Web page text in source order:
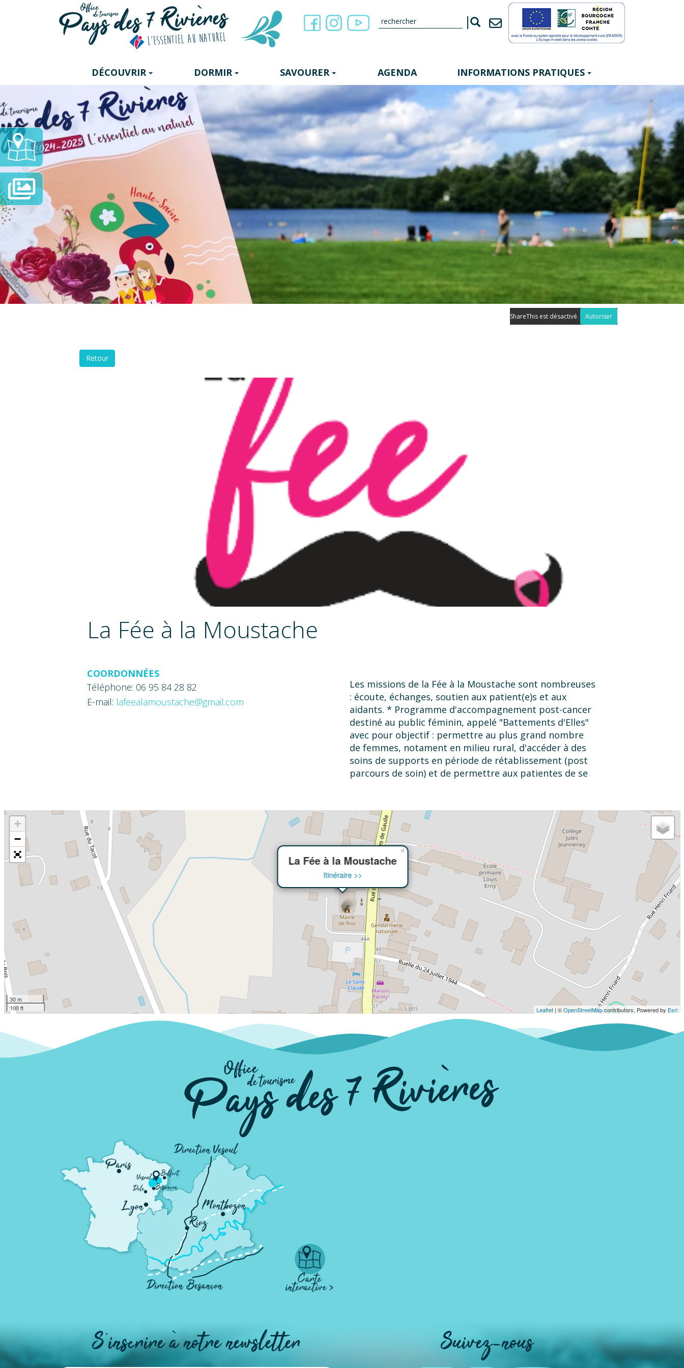
DÉCOUVRIR DORMIR SAVOURER AGENDA INFORMATIONS PRATIQUES
Carte
Interactive
Diaporama
ShareThis est désactivé. Autoriser
Retour
La Fée à la Moustache
COORDONNÉES
Téléphone: 06 95 84 28 82
E-mail: lafeealamoustache@gmail.com
Les missions de la Fée à la Moustache sont nombreuses
: écoute, échanges, soutien aux patient(e)s et aux
aidants. * Programme d'accompagnement post-cancer
destiné au public féminin, appelé "Battements d'Elles"
avec pour objectif : permettre au plus grand nombre
de femmes, notament en milieu rural, d'accéder à des
soins de supports en période de rétablissement (post
parcours de soin) et de permettre aux patientes de se
coach sportif formé APA, thérapeuthe, sexologue,
oncoesthéticienne, professeur de yoga, développement
personnel avec un accompagnement personnalisé... *
Intervention en tant que "patiente partenaire et
référente en rétablissement en cancérologie" de Céline
Boutemy, conférence, témoignage... * Une exposition
de 26 portraits en noir et blanc, sur le thème de la
photo-thérapie. * En octobre, de nombreuses
animations sont organisées pour premettre de récolter
des fonds et ainsi soutenir les actions prévues durant
toute l'année. Possibilité d'adhérer, devenir bénévole ou
d'apporter un soutien sous une autre forme, contactez-
nous !
La Fée à la Moustache
Itinéraire >>
×
+
−
30 m
100 ft
Leaflet | ©OpenStreetMapcontributors, Powered by Esri
S'inscrire à notre newsletter Suivez-nous
Panneau de gestion des cookies